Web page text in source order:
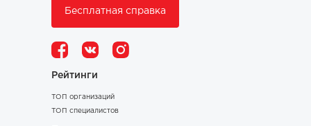
Бесплатная справка
Рейтинги
ТОП организаций
ТОП специалистов